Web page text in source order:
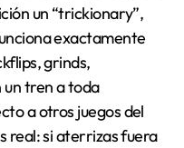
un “trickionary”,
exactamente
grinds,
un tren a toda
a otros juegos del
real: si aterrizas fuera